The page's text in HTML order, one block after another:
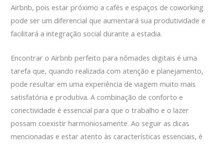
Airbnb, pois estar próximo a cafés e espaços de coworking
pode ser um diferencial que aumentará sua produtividade e
facilitará a integração social durante a estadia.
Encontrar o Airbnb perfeito para nômades digitais é uma
tarefa que, quando realizada com atenção e planejamento,
pode resultar em uma experiência de viagem muito mais
satisfatória e produtiva. A combinação de conforto e
conectividade é essencial para que o trabalho e o lazer
possam coexistir harmoniosamente. Ao seguir as dicas
mencionadas e estar atento às características essenciais, é